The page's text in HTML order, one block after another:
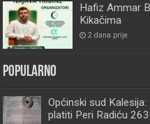
Hafiz Ammar
Kikačima
2 dana prije
Popularno
Općinski sud
platiti Peri Radiću